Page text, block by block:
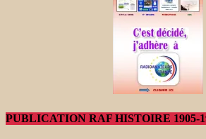
PUBLICATION RAF HISTOIRE 1905-